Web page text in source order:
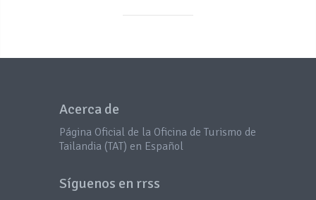
Acerca de
Página Oficial de la Oficina de Turismo de
Tailandia (TAT) en Español
Síguenos en rrss